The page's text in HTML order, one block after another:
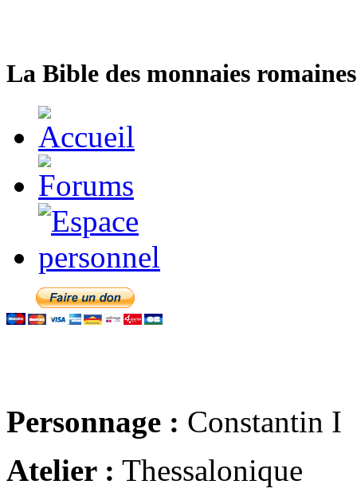
La Bible des monnaies
Personnage : Constantin I
Atelier : Thessalonique